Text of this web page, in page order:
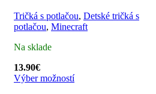
Tričká s potlačou, Detské tričká s
potlačou, Minecraft
Na sklade
13.90€
Výber možností